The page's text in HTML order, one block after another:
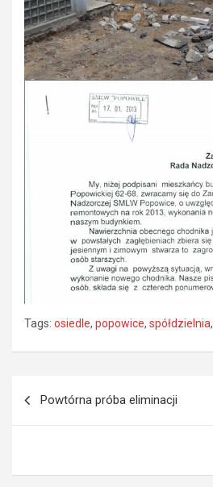
Tags: osiedle, popowice, spółdzielnia,
Powtórna próba eliminacji